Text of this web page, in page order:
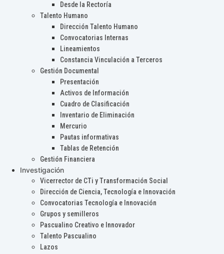
Desde la Rectoría
Talento Humano
Dirección Talento Humano
Convocatorias Internas
Lineamientos
Constancia Vinculación a Terceros
Gestión Documental
Presentación
Activos de Información
Cuadro de Clasificación
Inventario de Eliminación
Mercurio
Pautas informativas
Tablas de Retención
Gestión Financiera
Investigación
Vicerrector de CTi y Transformación Social
Dirección de Ciencia, Tecnología e Innovación
Convocatorias Tecnología e Innovación
Grupos y semilleros
Pascualino Creativo e Innovador
Talento Pascualino
Lazos